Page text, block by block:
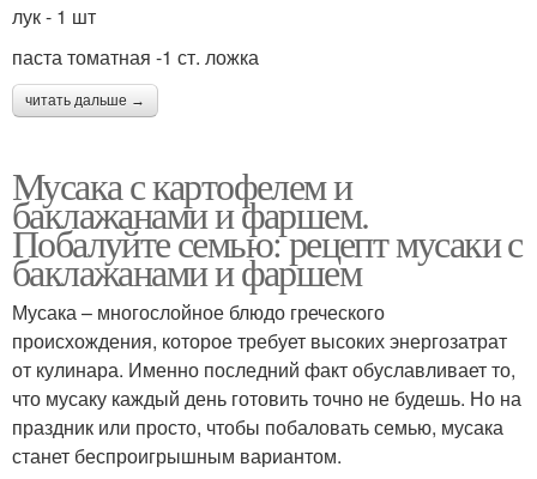
лук - 1 шт
паста томатная -1 ст. ложка
читать дальше →
Мусака с картофелем и
баклажанами и фаршем.
Побалуйте семью: рецепт мусаки с
баклажанами и фаршем
Мусака – многослойное блюдо греческого
происхождения, которое требует высоких энергозатрат
от кулинара. Именно последний факт обуславливает то,
что мусаку каждый день готовить точно не будешь. Но на
праздник или просто, чтобы побаловать семью, мусака
станет беспроигрышным вариантом.